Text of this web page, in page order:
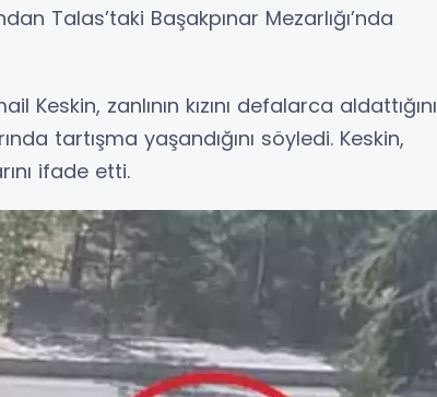
Talas’taki Başakpınar Mezarlığı’nda
zanlının kızını defalarca aldattığını
tartışma yaşandığını söyledi. Keskin,
ifade etti.